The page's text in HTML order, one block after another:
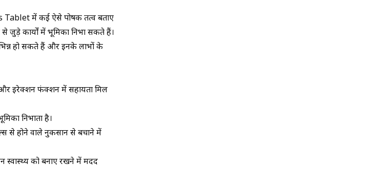
Tablet में कई ऐसे पोषक तत्व बताए
से जुड़े कार्यों में भूमिका निभा सकते हैं।
भिन्न हो सकते हैं और इनके लाभों के
और इरेक्शन फंक्शन में सहायता मिल
निभाता है।
से होने वाले नुकसान से बचाने में
स्वास्थ्य को बनाए रखने में मदद